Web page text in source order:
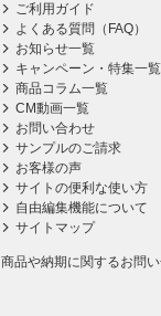
ご利用ガイド
よくある質問（FAQ）
お知らせ一覧
キャンペーン・特集一覧
商品コラム一覧
CM動画一覧
お問い合わせ
サンプルのご請求
お客様の声
サイトの便利な使い方
自由編集機能について
サイトマップ
商品や納期に関するお問